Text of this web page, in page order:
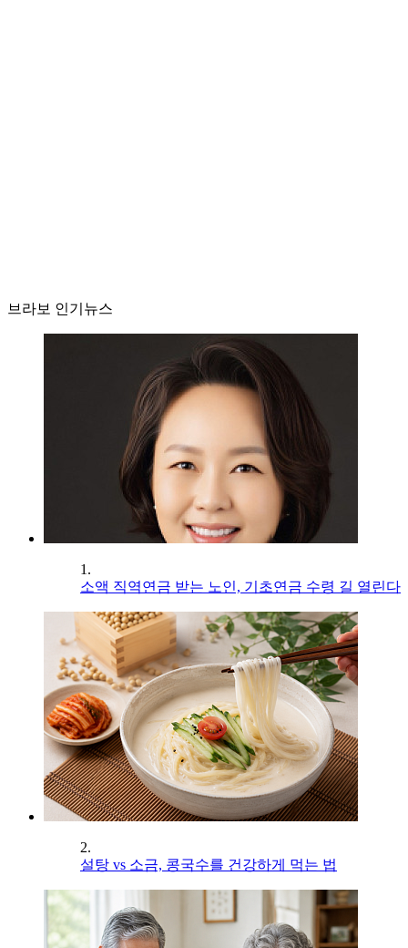
브라보 인기뉴스
1.
소액 직역연금 받는 노인, 기초연금 수령 길 열린다
2.
설탕 vs 소금, 콩국수를 건강하게 먹는 법